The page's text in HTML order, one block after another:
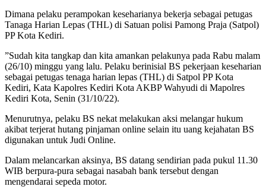
Dimana pelaku perampokan keseharianya bekerja sebagai petugas
Tanaga Harian Lepas (THL) di Satuan polisi Pamong Praja (Satpol)
PP Kota Kediri.
”Sudah kita tangkap dan kita amankan pelakunya pada Rabu malam
(26/10) minggu yang lalu. Pelaku berinisial BS pekerjaan keseharian
sebagai petugas tenaga harian lepas (THL) di Satpol PP Kota
Kediri, Kata Kapolres Kediri Kota AKBP Wahyudi di Mapolres
Kediri Kota, Senin (31/10/22).
Menurutnya, pelaku BS nekat melakukan aksi melangar hukum
akibat terjerat hutang pinjaman online selain itu uang kejahatan BS
digunakan untuk Judi Online.
Dalam melancarkan aksinya, BS datang sendirian pada pukul 11.30
WIB berpura-pura sebagai nasabah bank tersebut dengan
mengendarai sepeda motor.